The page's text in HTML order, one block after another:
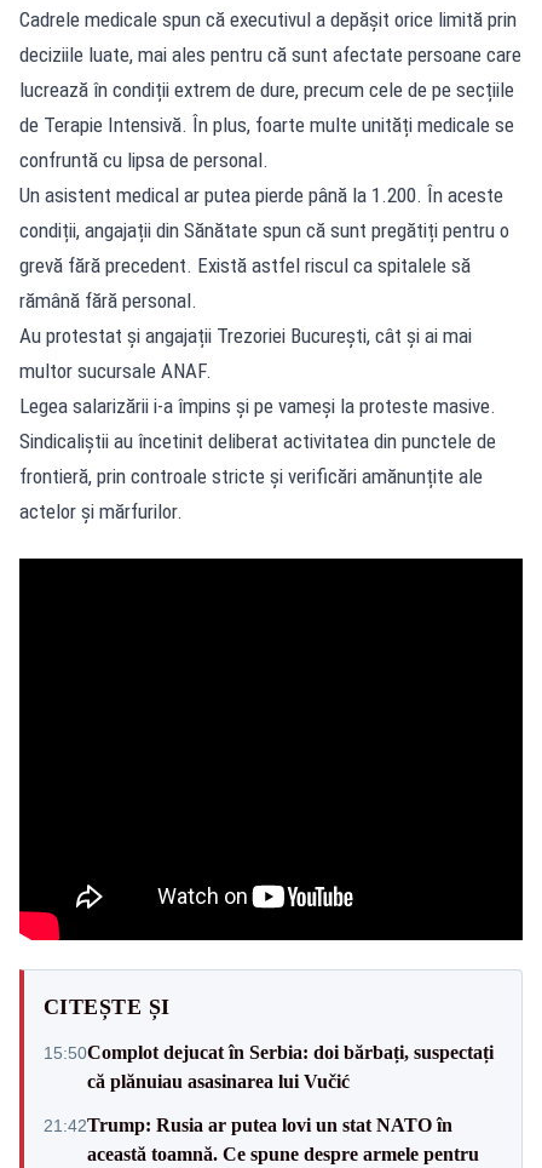
Cadrele medicale spun că executivul a depășit orice limită prin
deciziile luate, mai ales pentru că sunt afectate persoane care
lucrează în condiții extrem de dure, precum cele de pe secțiile
de Terapie Intensivă. În plus, foarte multe unități medicale se
confruntă cu lipsa de personal.
Un asistent medical ar putea pierde până la 1.200. În aceste
condiții, angajații din Sănătate spun că sunt pregătiți pentru o
grevă fără precedent. Există astfel riscul ca spitalele să
rămână fără personal.
Au protestat și angajații Trezoriei București, cât și ai mai
multor sucursale ANAF.
Legea salarizării i-a împins și pe vameși la proteste masive.
Sindicaliștii au încetinit deliberat activitatea din punctele de
frontieră, prin controale stricte și verificări amănunțite ale
actelor și mărfurilor.
CITEȘTE ȘI
15:50Complot dejucat în Serbia: doi bărbați, suspectați
că plănuiau asasinarea lui Vučić
21:42Trump: Rusia ar putea lovi un stat NATO în
această toamnă. Ce spune despre armele pentru